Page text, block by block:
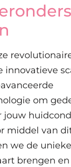
innovatieve
om
jouw
middel van
we de
brengen